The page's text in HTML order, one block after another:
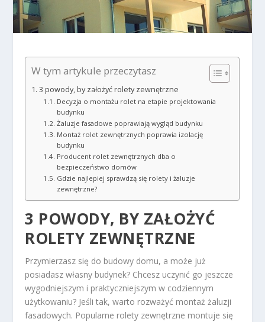
W tym artykule przeczytasz
3 powody, by założyć rolety zewnętrzne
Decyzja o montażu rolet na etapie projektowania
budynku
Żaluzje fasadowe poprawiają wygląd budynku
Montaż rolet zewnętrznych poprawia izolację
budynku
Producent rolet zewnętrznych dba o
bezpieczeństwo domów
Gdzie najlepiej sprawdzą się rolety i żaluzje
zewnętrzne?
3 POWODY, BY ZAŁOŻYĆ
ROLETY ZEWNĘTRZNE
Przymierzasz się do budowy domu, a może już
posiadasz własny budynek? Chcesz uczynić go jeszcze
wygodniejszym i praktyczniejszym w codziennym
użytkowaniu? Jeśli tak, warto rozważyć montaż żaluzji
fasadowych. Popularne rolety zewnętrzne montuje się